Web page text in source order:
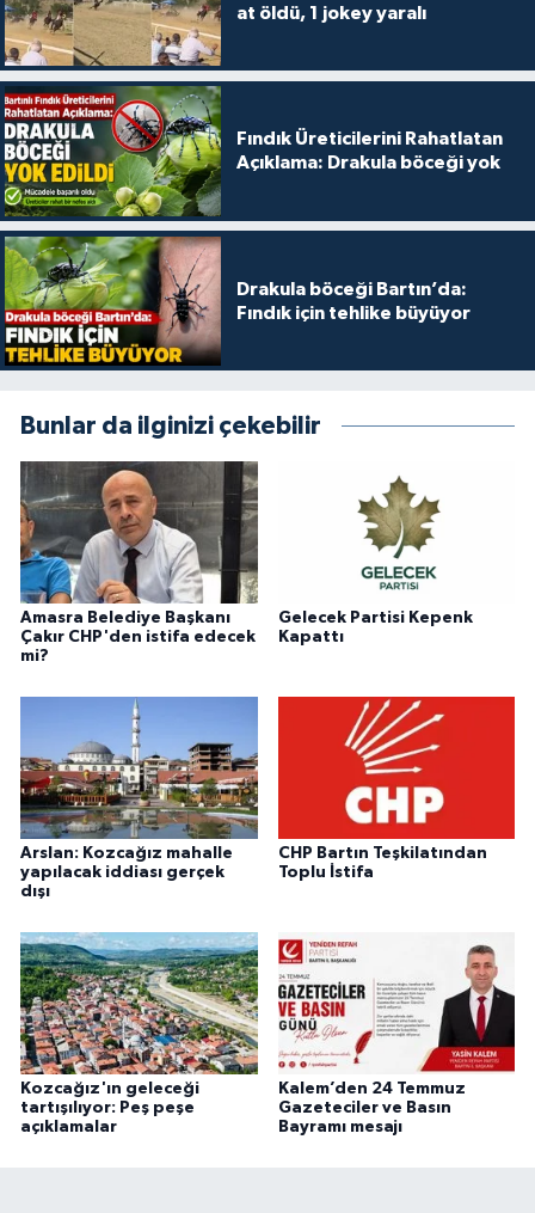
at öldü, 1 jokey yaralı
Fındık Üreticilerini Rahatlatan
Açıklama: Drakula böceği yok
Drakula böceği Bartın’da:
Fındık için tehlike büyüyor
Bunlar da ilginizi çekebilir
Amasra Belediye Başkanı
Çakır CHP'den istifa edecek
mi?
Gelecek Partisi Kepenk
Kapattı
Arslan: Kozcağız mahalle
yapılacak iddiası gerçek
dışı
CHP Bartın Teşkilatından
Toplu İstifa
Kozcağız'ın geleceği
tartışılıyor: Peş peşe
açıklamalar
Kalem’den 24 Temmuz
Gazeteciler ve Basın
Bayramı mesajı